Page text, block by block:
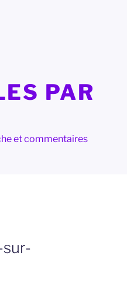
PAR
et commentaires
sur-